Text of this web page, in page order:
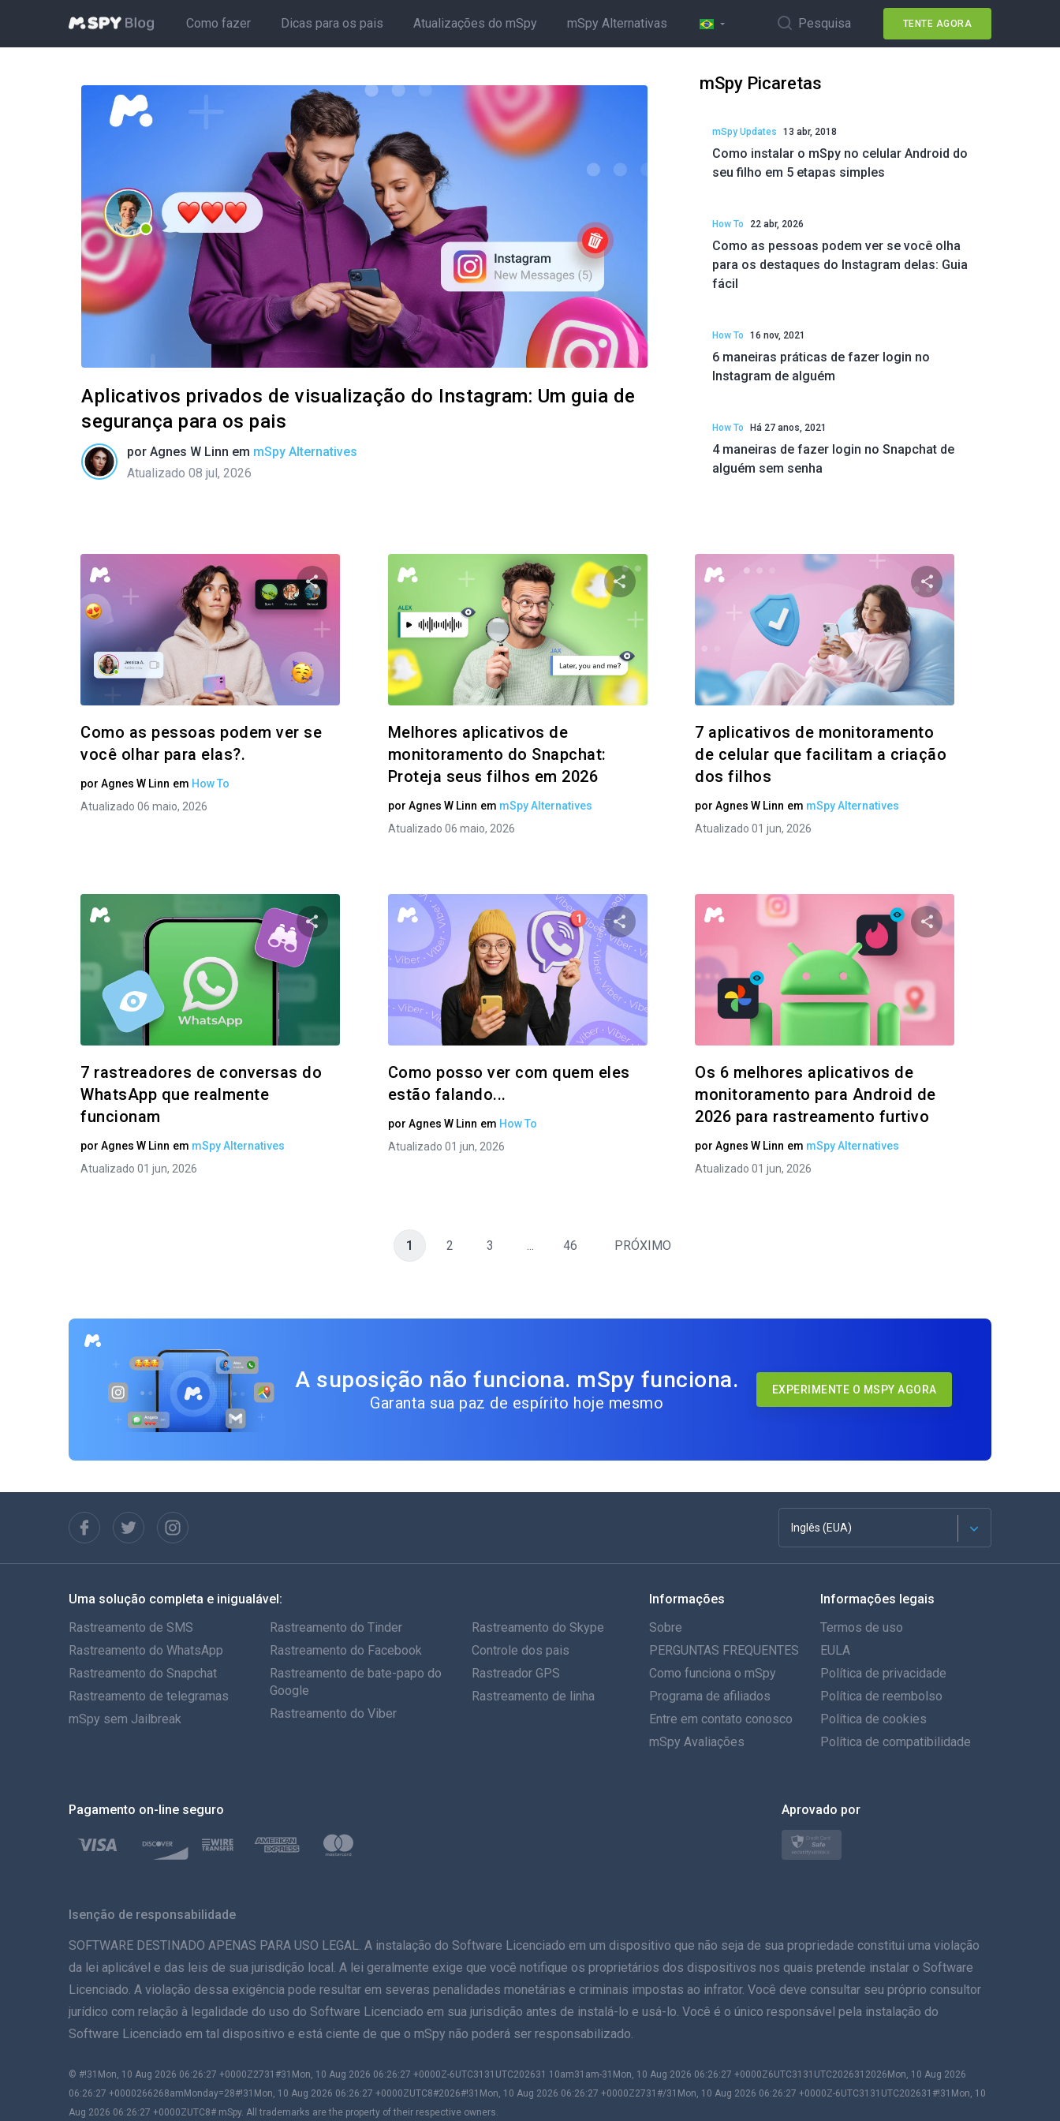
Como fazer Dicas para os pais Atualizações do mSpy mSpy Alternativas Pesquisa TENTE AGORA
Aplicativos privados de visualização do Instagram: Um guia de
segurança para os pais
por Agnes W Linn em mSpy Alternatives
Atualizado 08 jul, 2026
mSpy Picaretas
mSpy Updates 13 abr, 2018
Como instalar o mSpy no celular Android do
seu filho em 5 etapas simples
How To 22 abr, 2026
Como as pessoas podem ver se você olha
para os destaques do Instagram delas: Guia
fácil
How To 16 nov, 2021
6 maneiras práticas de fazer login no
Instagram de alguém
How To Há 27 anos, 2021
4 maneiras de fazer login no Snapchat de
alguém sem senha
Compartilhe este artigo
Twitter Facebook Copiar link
Como as pessoas podem ver se
você olhar para elas?.
porAgnes W Linn em How To
Atualizado 06 maio, 2026
Compartilhe este artigo
Twitter Facebook Copiar link
Melhores aplicativos de
monitoramento do Snapchat:
Proteja seus filhos em 2026
por Agnes W Linn em mSpy Alternatives
Atualizado 06 maio, 2026
Compartilhe este
Twitter
7 aplicativos de monitoramento
de celular que facilitam a criação
dos filhos
porAgnes W Linn em mSpy Alternatives
Atualizado 01 jun, 2026
Compartilhe este artigo
Copiar link
7 rastreadores de conversas do
WhatsApp que realmente
funcionam
porAgnes W Linn em mSpy Alternatives
Atualizado 01 jun, 2026
Compartilhe este artigo
Twitter Copiar link
Como posso ver com quem eles
estão falando...
por Agnes W Linn em How To
Atualizado 01 jun, 2026
Os 6 melhores aplicativos de
monitoramento para Android de
2026 para rastreamento furtivo
porAgnes W Linn em mSpy Alternatives
Atualizado 01 jun, 2026
1 2 3 ... 46 PRÓXIMO
A suposição não funciona. mSpy funciona.
Garanta sua paz de espírito hoje mesmo
EXPERIMENTE O MSPY AGORA
Inglês (EUA)
Francês
Espanhol
Português
Italiano
Türkçe
Nórdico
Dansk
Uma solução completa e inigualável:
Rastreamento de SMS
Rastreamento do WhatsApp
Rastreamento do Snapchat
Rastreamento de telegramas
mSpy sem Jailbreak
Rastreamento do Tinder
Rastreamento do Facebook
Rastreamento de bate-papo do
Google
Rastreamento do Viber
Rastreamento do Skype
Controle dos pais
Rastreador GPS
Rastreamento de linha
Informações
Sobre
PERGUNTAS FREQUENTES
Como funciona o mSpy
Programa de afiliados
Entre em contato conosco
mSpy Avaliações
Informações legais
Termos de uso
EULA
Política de privacidade
Política de reembolso
Política de cookies
Política de compatibilidade
Pagamento on-line seguro Aprovado por
Isenção de responsabilidade
SOFTWARE DESTINADO APENAS PARA USO LEGAL. A instalação do Software Licenciado em um dispositivo que não seja de sua propriedade constitui uma violação
da lei aplicável e das leis de sua jurisdição local. A lei geralmente exige que você notifique os proprietários dos dispositivos nos quais pretende instalar o Software
Licenciado. A violação dessa exigência pode resultar em severas penalidades monetárias e criminais impostas ao infrator. Você deve consultar seu próprio consultor
jurídico com relação à legalidade do uso do Software Licenciado em sua jurisdição antes de instalá-lo e usá-lo. Você é o único responsável pela instalação do
Software Licenciado em tal dispositivo e está ciente de que o mSpy não poderá ser responsabilizado.
© #!31Mon, 10 Aug 2026 06:26:27 +0000Z2731#31Mon, 10 Aug 2026 06:26:27 +0000Z-6UTC3131UTC202631 10am31am-31Mon, 10 Aug 2026 06:26:27 +0000Z6UTC3131UTC2026312026Mon, 10 Aug 2026
06:26:27 +0000266268amMonday=28#!31Mon, 10 Aug 2026 06:26:27 +0000ZUTC8#2026#!31Mon, 10 Aug 2026 06:26:27 +0000Z2731#/31Mon, 10 Aug 2026 06:26:27 +0000Z-6UTC3131UTC202631#!31Mon, 10
Aug 2026 06:26:27 +0000ZUTC8# mSpy. All trademarks are the property of their respective owners.